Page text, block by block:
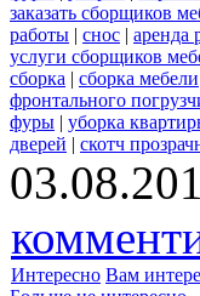
заказать сборщиков
работы | снос | аренда
услуги сборщиков
сборка | сборка мебели
фронтального
фуры | уборка
дверей | скотч
Интересно Вам